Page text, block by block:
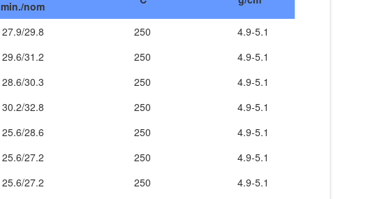
min./nom
27.9/29.8 250
4.9-5.1
29.6/31.2 250
4.9-5.1
28.6/30.3 250
4.9-5.1
30.2/32.8 250
4.9-5.1
25.6/28.6 250
4.9-5.1
25.6/27.2 250
4.9-5.1
25.6/27.2 250
4.9-5.1